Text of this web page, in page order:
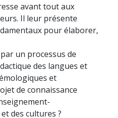
avant tout aux
Il leur présente
pour élaborer,
un processus de
des langues et
et
de connaissance
des cultures ?